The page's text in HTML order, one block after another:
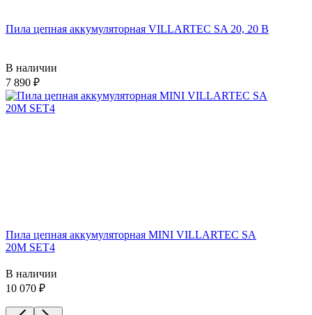
Пила цепная аккумуляторная VILLARTEC SA 20, 20 В
В наличии
7 890
Пила цепная аккумуляторная MINI VILLARTEC SA
20M SET4
В наличии
10 070